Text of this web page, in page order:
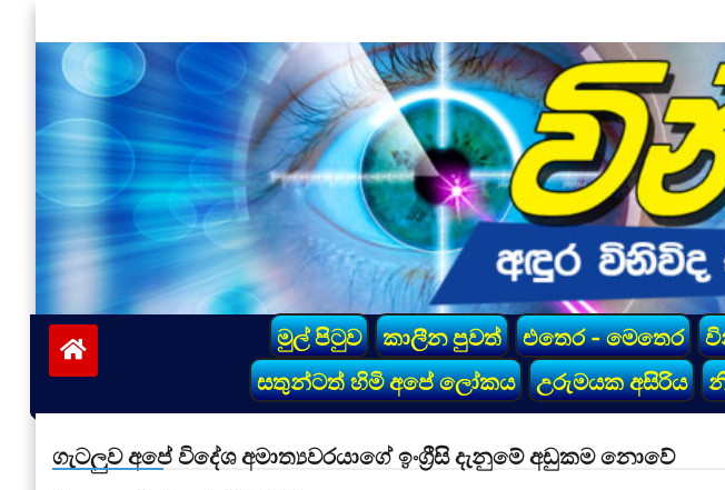
to
content
vinivida.lk
මුල් පිටුව කාලීන පුවත් එතෙර - මෙතෙර
සතුන්ටත් හිමි අපේ ලෝකය
උරුමයක අසිරිය
ගැටලුව අපේ විදේශ අමාත්‍යවරයාගේ ඉංග්‍රීසි දැනුමේ අඩුකම නොවේ